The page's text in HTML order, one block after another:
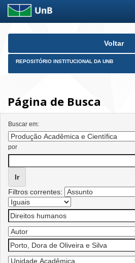
Skip
Voltar
REPOSITÓRIO INSTITUCIONAL DA UNB
Página de Busca
Buscar em:
por
Filtros correntes: